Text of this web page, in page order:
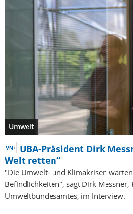
Umwelt
UBA-Präsident Dirk
Welt retten“
"Die Umwelt- und Klimakrisen
Befindlichkeiten", sagt Dirk Messner,
Umweltbundesamtes, im Interview.